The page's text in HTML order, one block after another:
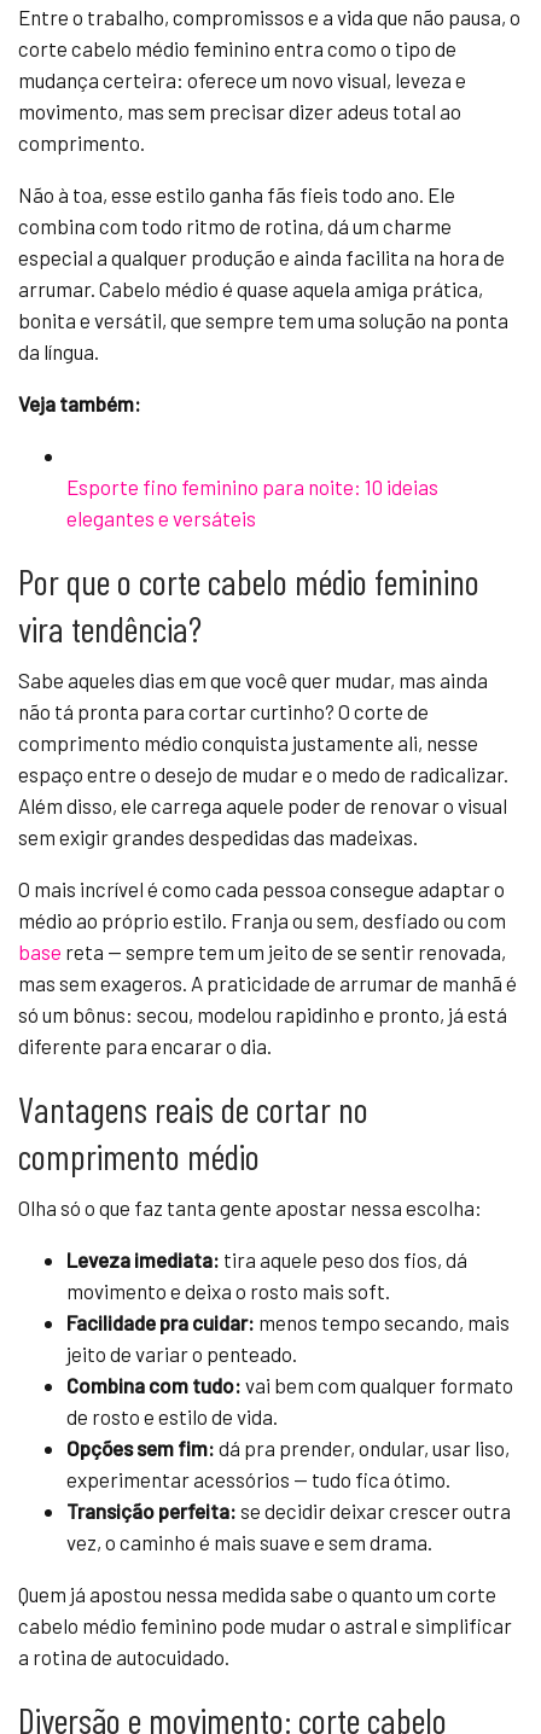
Entre o trabalho, compromissos e a vida que não pausa, o
corte cabelo médio feminino entra como o tipo de
mudança certeira: oferece um novo visual, leveza e
movimento, mas sem precisar dizer adeus total ao
comprimento.
Não à toa, esse estilo ganha fãs fieis todo ano. Ele
combina com todo ritmo de rotina, dá um charme
especial a qualquer produção e ainda facilita na hora de
arrumar. Cabelo médio é quase aquela amiga prática,
bonita e versátil, que sempre tem uma solução na ponta
da língua.
Veja também:
Esporte fino feminino para noite: 10 ideias
elegantes e versáteis
Por que o corte cabelo médio feminino
vira tendência?
Sabe aqueles dias em que você quer mudar, mas ainda
não tá pronta para cortar curtinho? O corte de
comprimento médio conquista justamente ali, nesse
espaço entre o desejo de mudar e o medo de radicalizar.
Além disso, ele carrega aquele poder de renovar o visual
sem exigir grandes despedidas das madeixas.
O mais incrível é como cada pessoa consegue adaptar o
médio ao próprio estilo. Franja ou sem, desfiado ou com
base reta — sempre tem um jeito de se sentir renovada,
mas sem exageros. A praticidade de arrumar de manhã é
só um bônus: secou, modelou rapidinho e pronto, já está
diferente para encarar o dia.
Vantagens reais de cortar no
comprimento médio
Olha só o que faz tanta gente apostar nessa escolha:
Leveza imediata: tira aquele peso dos fios, dá
movimento e deixa o rosto mais soft.
Facilidade pra cuidar: menos tempo secando, mais
jeito de variar o penteado.
Combina com tudo: vai bem com qualquer formato
de rosto e estilo de vida.
Opções sem fim: dá pra prender, ondular, usar liso,
experimentar acessórios — tudo fica ótimo.
Transição perfeita: se decidir deixar crescer outra
vez, o caminho é mais suave e sem drama.
Quem já apostou nessa medida sabe o quanto um corte
cabelo médio feminino pode mudar o astral e simplificar
a rotina de autocuidado.
Diversão e movimento: corte cabelo